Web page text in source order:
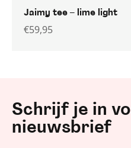
Jaimy tee – lime light
€59,95
Schrijf je in
nieuwsbrief